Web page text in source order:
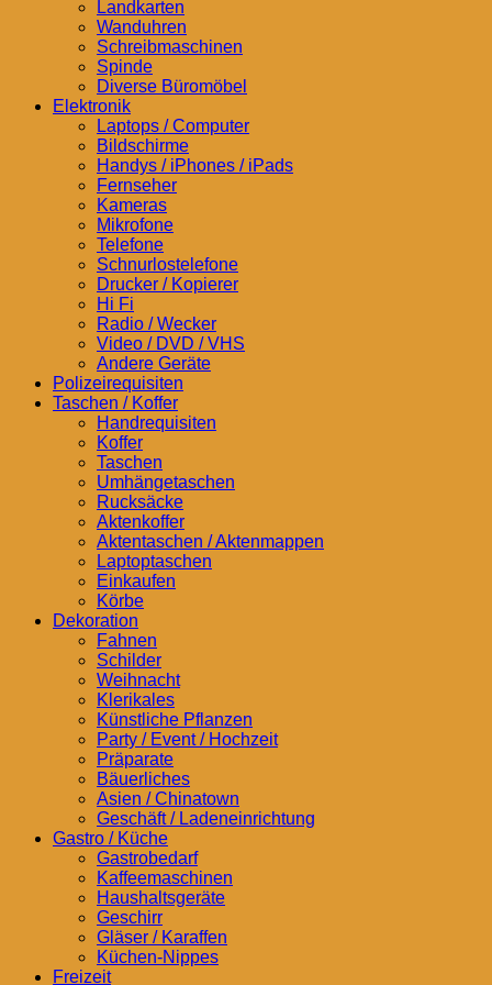
Landkarten
Wanduhren
Schreibmaschinen
Spinde
Diverse Büromöbel
Elektronik
Laptops / Computer
Bildschirme
Handys / iPhones / iPads
Fernseher
Kameras
Mikrofone
Telefone
Schnurlostelefone
Drucker / Kopierer
Hi Fi
Radio / Wecker
Video / DVD / VHS
Andere Geräte
Polizeirequisiten
Taschen / Koffer
Handrequisiten
Koffer
Taschen
Umhängetaschen
Rucksäcke
Aktenkoffer
Aktentaschen / Aktenmappen
Laptoptaschen
Einkaufen
Körbe
Dekoration
Fahnen
Schilder
Weihnacht
Klerikales
Künstliche Pflanzen
Party / Event / Hochzeit
Präparate
Bäuerliches
Asien / Chinatown
Geschäft / Ladeneinrichtung
Gastro / Küche
Gastrobedarf
Kaffeemaschinen
Haushaltsgeräte
Geschirr
Gläser / Karaffen
Küchen-Nippes
Freizeit